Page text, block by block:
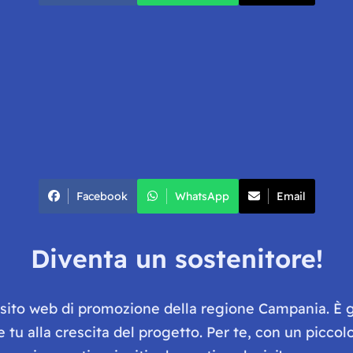
Facebook WhatsApp Email
Diventa un sostenitore!
web di promozione della regione Campania.
alla crescita del progetto. Per te, con un